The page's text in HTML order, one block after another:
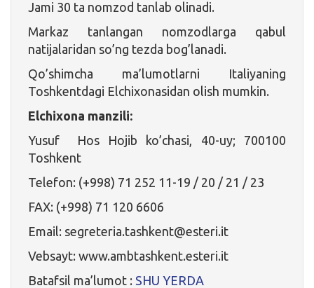
Jami 30 ta nomzod tanlab olinadi.
Markaz tanlangan nomzodlarga qabul
natijalaridan so’ng tezda bog’lanadi.
Qo’shimcha ma’lumotlarni Italiyaning
Toshkentdagi Elchixonasidan olish mumkin.
Elchixona manzili:
Yusuf Hos Hojib ko’chasi, 40-uy; 700100
Toshkent
Telefon: (+998) 71 252 11-19 / 20 / 21 / 23
FAX: (+998) 71 120 6606
Email: segreteria.tashkent@esteri.it
Vebsayt: www.ambtashkent.esteri.it
Batafsil ma’lumot : SHU YERDA